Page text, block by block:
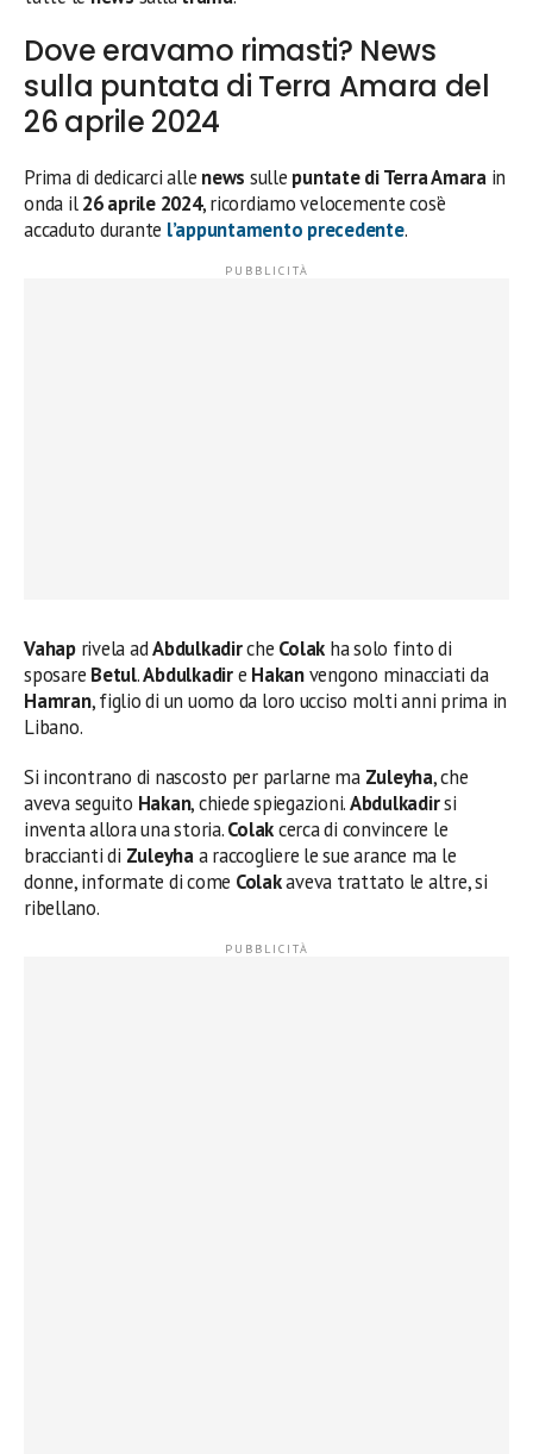
Dove eravamo rimasti? News
sulla puntata di Terra Amara del
26 aprile 2024
Prima di dedicarci alle news sulle puntate di Terra Amarain
onda il26 aprile 2024, ricordiamo velocemente cos’è
accaduto durante l’appuntamento precedente.
Vahaprivela adAbdulkadirche Colak ha solo finto di
sposare Betul.Abdulkadire Hakanvengono minacciati da
Hamran, figlio di un uomo da loro ucciso molti anni prima in
Libano.
Si incontrano di nascosto per parlarne ma Zuleyha, che
aveva seguito Hakan, chiede spiegazioni.Abdulkadirsi
inventa allora una storia.Colakcerca di convincere le
braccianti di Zuleyhaa raccogliere le sue arance ma le
donne, informate di come Colakaveva trattato le altre, si
ribellano.